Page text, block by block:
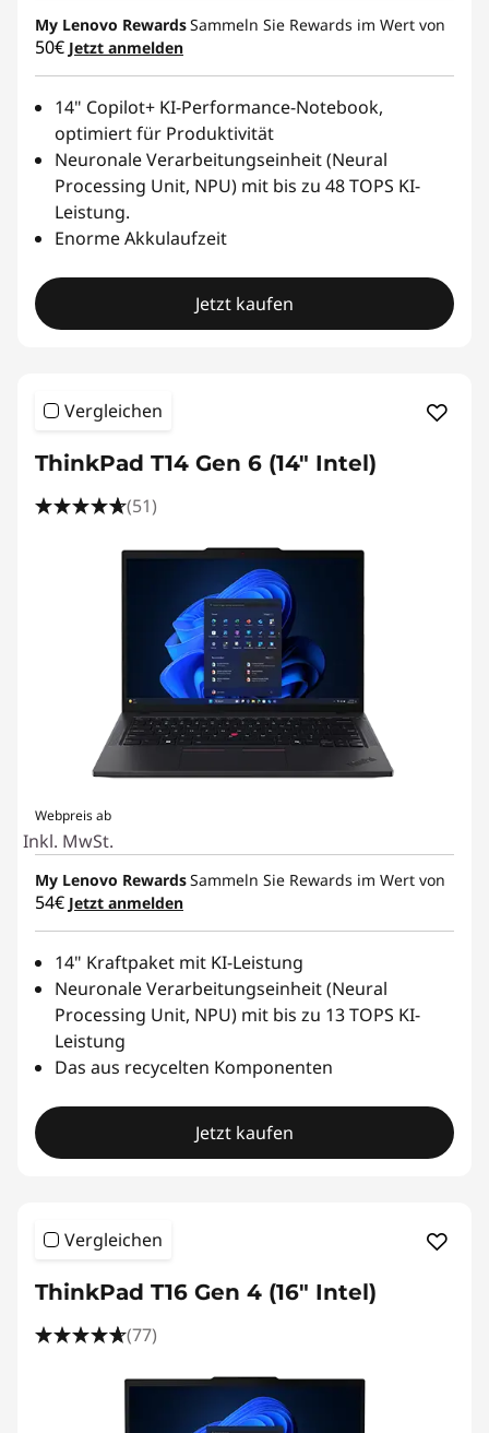
My Lenovo RewardsSammeln Sie Rewards im Wert von
50€ Jetzt anmelden
14" Copilot+ KI-Performance-Notebook,
optimiert für Produktivität
Neuronale Verarbeitungseinheit (Neural
Processing Unit, NPU) mit bis zu 48 TOPS KI-
Leistung.
Enorme Akkulaufzeit
Jetzt kaufen
Vergleichen
ThinkPad T14 Gen 6 (14" Intel)
(51)
Webpreis ab
Inkl. MwSt.
My Lenovo RewardsSammeln Sie Rewards im Wert von
54€ Jetzt anmelden
14" Kraftpaket mit KI-Leistung
Neuronale Verarbeitungseinheit (Neural
Processing Unit, NPU) mit bis zu 13 TOPS KI-
Leistung
Das aus recycelten Komponenten
Jetzt kaufen
Vergleichen
ThinkPad T16 Gen 4 (16" Intel)
(77)